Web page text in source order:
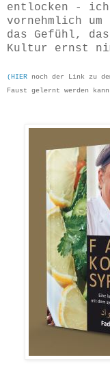
entlocken -
vornehmlich um
das Gefühl,
Kultur ernst
(HIER noch der Link zu
Faust gelernt werden